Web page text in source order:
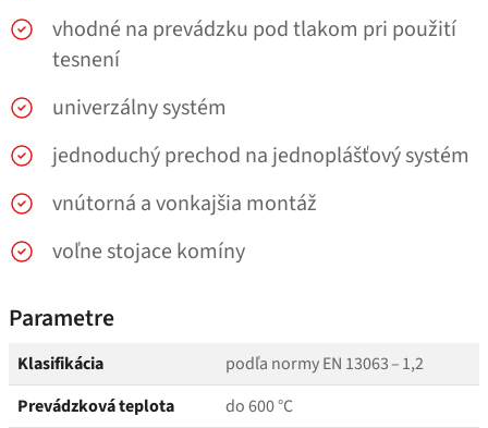
vhodné na prevádzku pod tlakom pri použití
tesnení
univerzálny systém
jednoduchý prechod na jednoplášťový systém
vnútorná a vonkajšia montáž
voľne stojace komíny
Parametre
Klasifikácia
podľa normy EN 13063 – 1,2
Prevádzková teplota
do 600 °C